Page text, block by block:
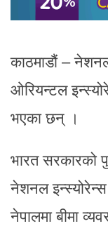
काठमाडौं –
ओरियन्टल
भएका छन् ।
भारत सरकारको
नेशनल
नेपालमा बीमा